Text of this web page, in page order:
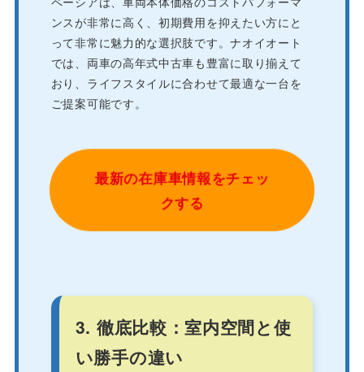
ンスが非常に高く、初期費用を抑えたい方にと
って非常に魅力的な選択肢です。ナオイオート
では、両車の高年式中古車も豊富に取り揃えて
おり、ライフスタイルに合わせて最適な一台を
ご提案可能です。
最新の在庫車情報をチェッ
クする
3. 徹底比較：室内空間と使
い勝手の違い